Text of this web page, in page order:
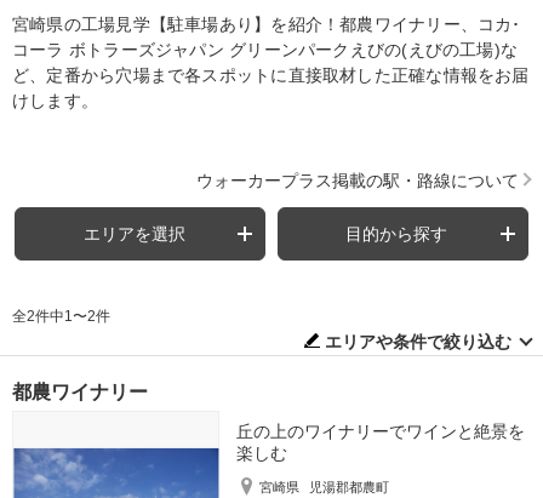
宮崎県の工場見学【駐車場あり】を紹介！都農ワイナリー、コカ･
コーラ ボトラーズジャパン グリーンパークえびの(えびの工場)な
ど、定番から穴場まで各スポットに直接取材した正確な情報をお届
けします。
ウォーカープラス掲載の駅・路線について
エリアを選択 目的から探す
全2件中1〜2件
エリアや条件で絞り込む
都農ワイナリー
丘の上のワイナリーでワインと絶景を
楽しむ
宮崎県 児湯郡都農町